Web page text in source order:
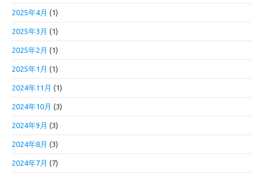
2025年4月 (1)
2025年3月 (1)
2025年2月 (1)
2025年1月 (1)
2024年11月 (1)
2024年10月 (3)
2024年9月 (3)
2024年8月 (3)
2024年7月 (7)